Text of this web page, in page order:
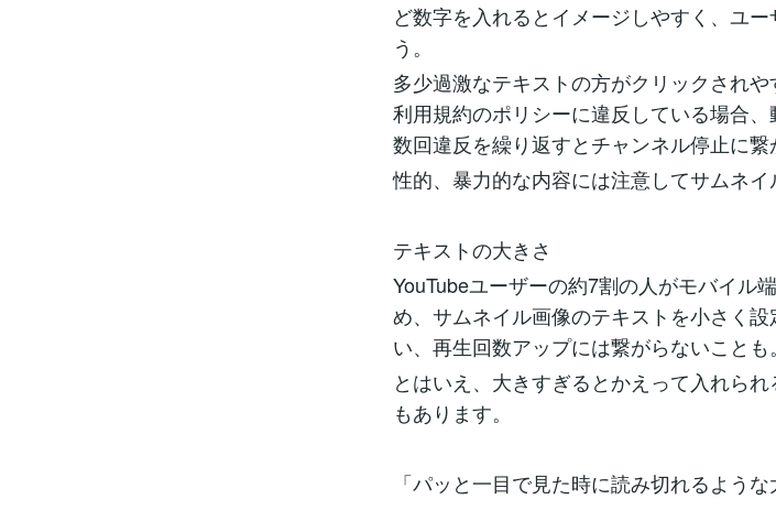
ど数字を入れるとイメージしやすく、ユ
う。
多少過激なテキストの方がクリックされ
利用規約のポリシーに違反している場合
数回違反を繰り返すとチャンネル停止に繋
性的、暴力的な内容には注意してサムネイ
テキストの大きさ
YouTubeユーザーの約7割の人がモバイル
め、サムネイル画像のテキストを小さく
い、再生回数アップには繋がらないことも。
とはいえ、大きすぎるとかえって入れら
もあります。
「パッと一目で見た時に読み切れるような